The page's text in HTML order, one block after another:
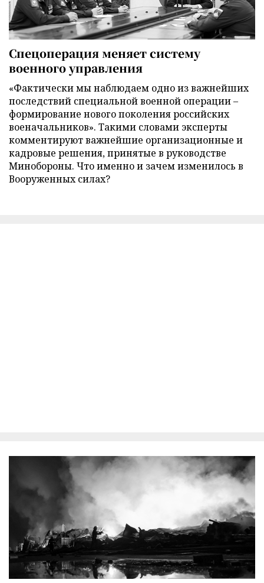
Спецоперация меняет систему
военного управления
«Фактически мы наблюдаем одно из важнейших
последствий специальной военной операции –
формирование нового поколения российских
военачальников». Такими словами эксперты
комментируют важнейшие организационные и
кадровые решения, принятые в руководстве
Минобороны. Что именно и зачем изменилось в
Вооруженных силах?